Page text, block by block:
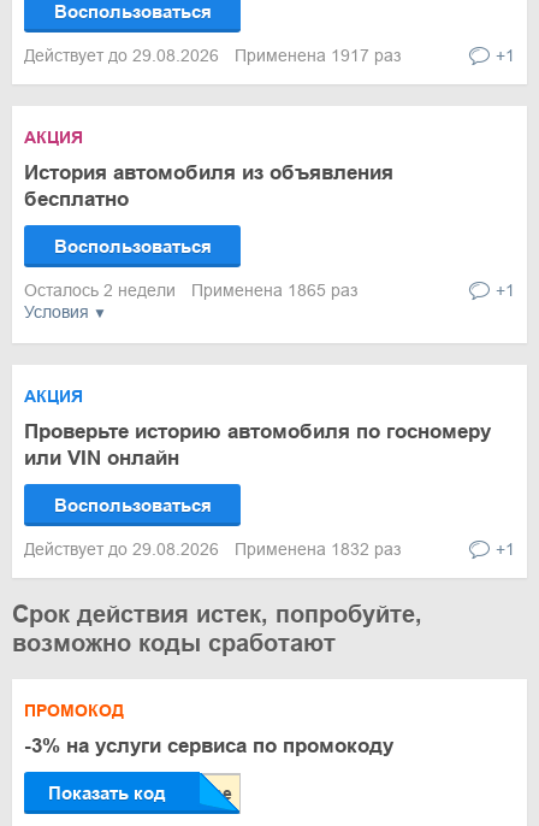
Воспользоваться
Действует до 29.08.2026 Применена 1917 раз +1
Условия
АКЦИЯ
История автомобиля из объявления
бесплатно
Воспользоваться
Осталось 2 недели Применена 1865 раз +1
АКЦИЯ
Проверьте историю автомобиля по госномеру
или VIN онлайн
Воспользоваться
Действует до 29.08.2026 Применена 1832 раз +1
Срок действия истек, попробуйте,
возможно коды сработают
ПРОМОКОД
-3% на услуги сервиса по промокоду
Показать код